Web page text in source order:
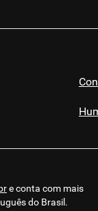
e conta com mais
do Brasil.